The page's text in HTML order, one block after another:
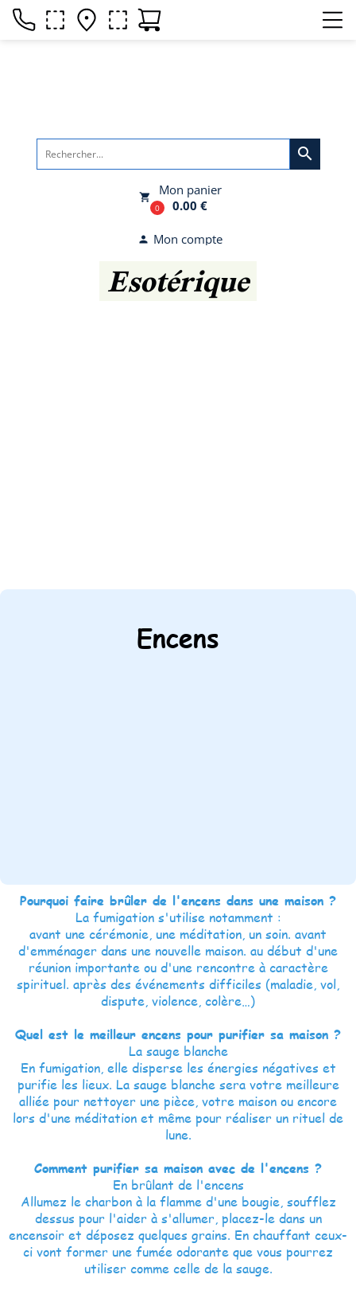
search
local_grocery_store
0
Mon panier
0.00 €
person Mon compte
Esotérique
Encens
Pourquoi faire brûler de l'encens dans une maison ?
La fumigation s'utilise notamment :
avant une cérémonie, une méditation, un soin. avant
d'emménager dans une nouvelle maison. au début d'une
réunion importante ou d'une rencontre à caractère
spirituel. après des événements difficiles (maladie, vol,
dispute, violence, colère…)
Quel est le meilleur encens pour purifier sa maison ?
La sauge blanche
En fumigation, elle disperse les énergies négatives et
purifie les lieux. La sauge blanche sera votre meilleure
alliée pour nettoyer une pièce, votre maison ou encore
lors d'une méditation et même pour réaliser un rituel de
lune.
Comment purifier sa maison avec de l'encens ?
En brûlant de l'encens
Allumez le charbon à la flamme d'une bougie, soufflez
dessus pour l'aider à s'allumer, placez-le dans un
encensoir et déposez quelques grains. En chauffant ceux-
ci vont former une fumée odorante que vous pourrez
utiliser comme celle de la sauge.